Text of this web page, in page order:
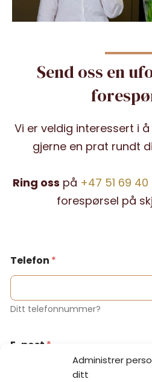
Administrer
ditt
Send oss en
Vi er veldig interessert i
gjerne en prat rundt
Ring oss på +47 51 69 40
forespørsel på
Telefon *
Ditt telefonnummer?
E-post *